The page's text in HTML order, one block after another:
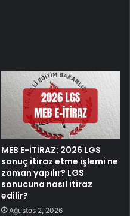
MEB E-İTİRAZ: 2026 LGS
sonuç itiraz etme işlemi ne
zaman yapılır? LGS
sonucuna nasıl itiraz
edilir?
Ağustos 2, 2026